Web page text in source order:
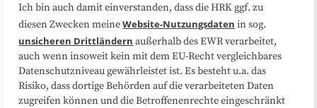
Folgen Sie uns
Ich bin auch damit einverstanden, dass die HRK ggf. zu
diesen Zwecken meineWebsite-Nutzungsdaten in sog.
unsicheren Drittländern außerhalb des EWR verarbeitet,
auch wenn insoweit kein mit dem EU-Recht vergleichbares
Datenschutzniveau gewährleistet ist. Es besteht u.a. das
Risiko, dass dortige Behörden auf die verarbeiteten Daten
zugreifen können und die Betroffenenrechte eingeschränkt